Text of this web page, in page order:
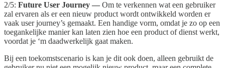
2/5: Future User Journey — Om te verkennen wat een gebruiker
zal ervaren als er een nieuw product wordt ontwikkeld worden er
vaak user journey’s gemaakt. Een handige vorm, omdat je zo op een
toegankelijke manier kan laten zien hoe een product of dienst werkt,
voordat je ‘m daadwerkelijk gaat maken.
Bij een toekomstscenario is kan je dit ook doen, alleen gebruikt de